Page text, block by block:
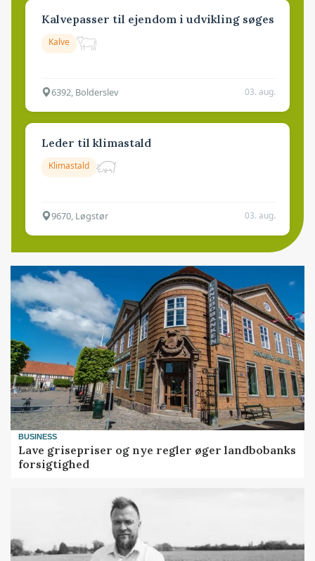
Kalvepasser til ejendom i udvikling søges
Kalve
6392, Bolderslev 03. aug.
Leder til klimastald
Klimastald
9670, Løgstør 03. aug.
BUSINESS
Lave grisepriser og nye regler øger landbobanks
forsigtighed